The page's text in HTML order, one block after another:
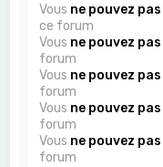
Vous ne pouvez pas
ce forum
Vous ne pouvez pas
forum
Vous ne pouvez pas
forum
Vous ne pouvez pas
forum
Vous ne pouvez pas
forum